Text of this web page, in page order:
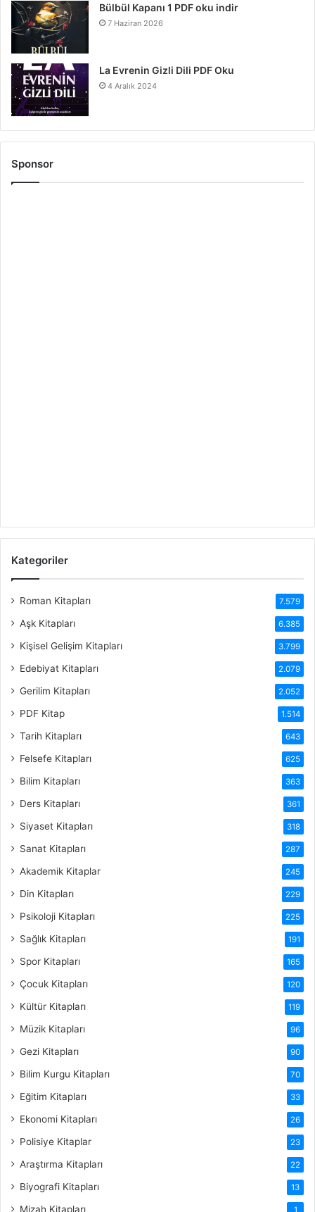
Bülbül Kapanı 1 PDF oku indir
7 Haziran 2026
La Evrenin Gizli Dili PDF Oku
4 Aralık 2024
Sponsor
Kategoriler
Roman Kitapları 7.579
Aşk Kitapları 6.385
Kişisel Gelişim Kitapları 3.799
Edebiyat Kitapları 2.079
Gerilim Kitapları 2.052
PDF Kitap 1.514
Tarih Kitapları 643
Felsefe Kitapları 625
Bilim Kitapları 363
Ders Kitapları 361
Siyaset Kitapları 318
Sanat Kitapları 287
Akademik Kitaplar 245
Din Kitapları 229
Psikoloji Kitapları 225
Sağlık Kitapları 191
Spor Kitapları 165
Çocuk Kitapları 120
Kültür Kitapları 119
Müzik Kitapları 96
Gezi Kitapları 90
Bilim Kurgu Kitapları 70
Eğitim Kitapları 33
Ekonomi Kitapları 26
Polisiye Kitaplar 23
Araştırma Kitapları 22
Biyografi Kitapları 13
Mizah Kitapları 1